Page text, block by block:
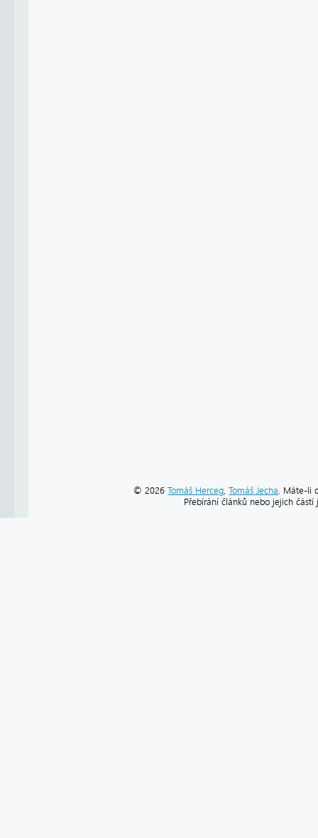
© 2026Tomáš Herceg,Tomáš Jecha. Máte-li
Přebírání článků nebo jejich